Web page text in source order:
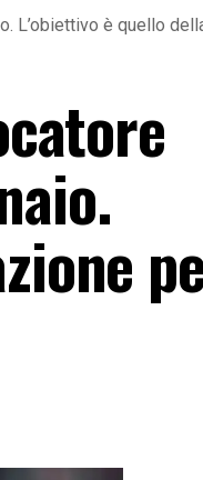
L’obiettivo è quello